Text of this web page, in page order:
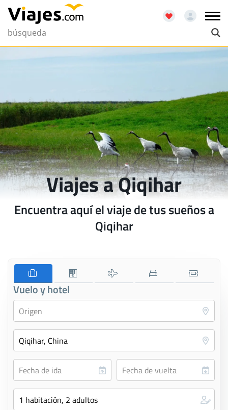
Viajes a Qiqihar
Encuentra aquí el viaje de tus sueños a
Qiqihar
Vuelo y hotel